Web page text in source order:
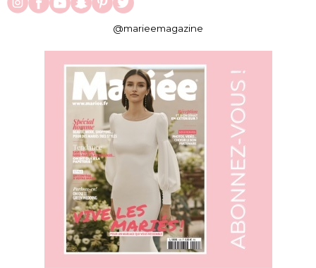
@marieemagazine